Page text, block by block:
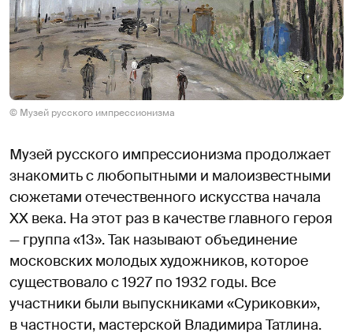
© Музей русского импрессионизма
Музей русского импрессионизма продолжает
знакомить с любопытными и малоизвестными
сюжетами отечественного искусства начала
XX века. На этот раз в качестве главного героя
— группа «13». Так называют объединение
московских молодых художников, которое
существовало с 1927 по 1932 годы. Все
участники были выпускниками «Суриковки»,
в частности, мастерской Владимира Татлина.